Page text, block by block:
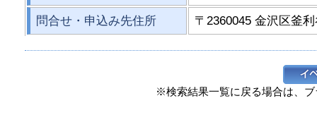
問合せ・申込み先住所 〒2360045 金沢区釜
※検索結果一覧に戻る場合は、